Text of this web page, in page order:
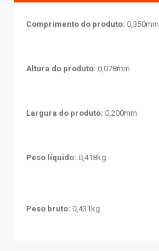
Comprimento do produto: 0,350mm
Altura do produto: 0,078mm
Largura do produto: 0,200mm
Peso líquido: 0,418kg
Peso bruto: 0,431kg